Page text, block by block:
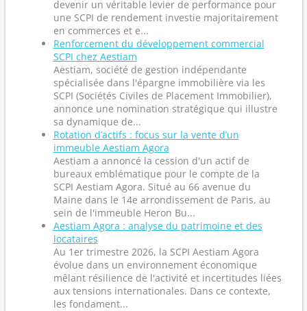
devenir un véritable levier de performance pour
une SCPI de rendement investie majoritairement
en commerces et e...
Renforcement du développement commercial
SCPI chez Aestiam
Aestiam, société de gestion indépendante
spécialisée dans l'épargne immobilière via les
SCPI (Sociétés Civiles de Placement Immobilier),
annonce une nomination stratégique qui illustre
sa dynamique de...
Rotation d’actifs : focus sur la vente d’un
immeuble Aestiam Agora
Aestiam a annoncé la cession d'un actif de
bureaux emblématique pour le compte de la
SCPI Aestiam Agora. Situé au 66 avenue du
Maine dans le 14e arrondissement de Paris, au
sein de l'immeuble Heron Bu...
Aestiam Agora : analyse du patrimoine et des
locataires
Au 1er trimestre 2026, la SCPI Aestiam Agora
évolue dans un environnement économique
mêlant résilience de l'activité et incertitudes liées
aux tensions internationales. Dans ce contexte,
les fondament...